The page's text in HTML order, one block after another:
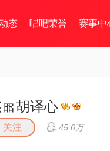
态 唱吧荣誉 赛事中
胡译心
关注 45.6万